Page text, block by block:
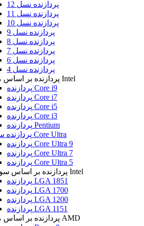
پردازنده نسل 12
پردازنده نسل 11
پردازنده نسل 10
پردازنده نسل 9
پردازنده نسل 8
پردازنده نسل 7
پردازنده نسل 6
پردازنده نسل 4
پردازنده بر اساس مدل Intel
پردازنده Core i9
پردازنده Core i7
پردازنده Core i5
پردازنده Core i3
پردازنده Pentium
پردازنده سری Core Ultra
پردازنده Core Ultra 9
پردازنده Core Ultra 7
پردازنده Core Ultra 5
پردازنده بر اساس سوکت Intel
پردازنده LGA 1851
پردازنده LGA 1700
پردازنده LGA 1200
پردازنده LGA 1151
پردازنده بر اساس مدل AMD